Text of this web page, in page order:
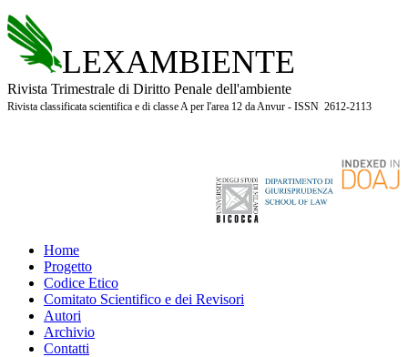
LEXAMBIENTE
Rivista Trimestrale di Diritto Penale dell'ambiente
Rivista classificata scientifica e di classe A per l'area 12 da Anvur - ISSN 2612-2113
Home
Progetto
Codice Etico
Comitato Scientifico e dei Revisori
Autori
Archivio
Contatti